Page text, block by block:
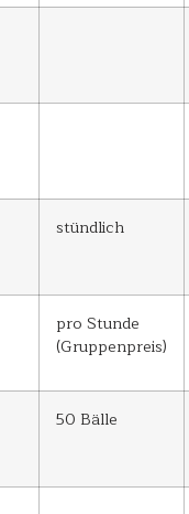
stündlich
pro Stunde
(Gruppenpreis)
50 Bälle